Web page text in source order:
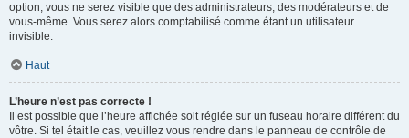
option, vous ne serez visible que des administrateurs, des modérateurs et de
vous-même. Vous serez alors comptabilisé comme étant un utilisateur
invisible.
Haut
L’heure n’est pas correcte !
Il est possible que l’heure affichée soit réglée sur un fuseau horaire différent du
vôtre. Si tel était le cas, veuillez vous rendre dans le panneau de contrôle de